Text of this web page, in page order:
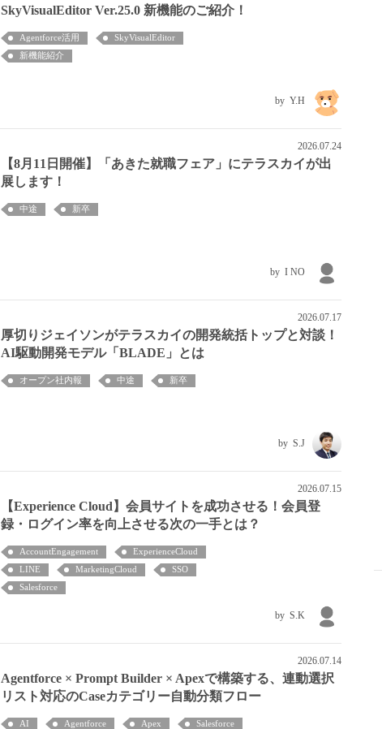
SkyVisualEditor Ver.25.0 新機能のご紹介！
Agentforce活用
SkyVisualEditor
新機能紹介
Y.H
2026.07.24
【8月11日開催】「あきた就職フェア」にテラスカイが出
展します！
中途 新卒
I NO
2026.07.17
厚切りジェイソンがテラスカイの開発統括トップと対談！
AI駆動開発モデル「BLADE」とは
オープン社内報 中途 新卒
S.J
2026.07.15
【Experience Cloud】会員サイトを成功させる！会員登
録・ログイン率を向上させる次の一手とは？
AccountEngagement
ExperienceCloud
LINE
MarketingCloud
SSO
Salesforce
S.K
2026.07.14
Agentforce × Prompt Builder × Apexで構築する、連動選択
リスト対応のCaseカテゴリー自動分類フロー
AI Agentforce Apex Salesforce